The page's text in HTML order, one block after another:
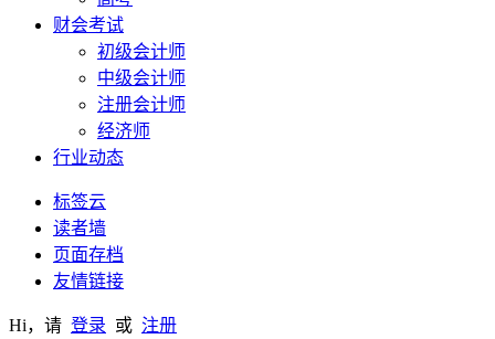
财会考试
初级会计师
中级会计师
注册会计师
经济师
行业动态
标签云
读者墙
页面存档
友情链接
Hi，请 登录 或 注册